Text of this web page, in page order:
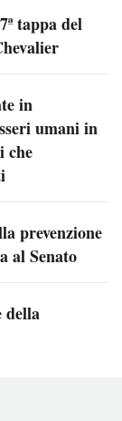
tappa del
in
umani in
che
prevenzione
al Senato
della